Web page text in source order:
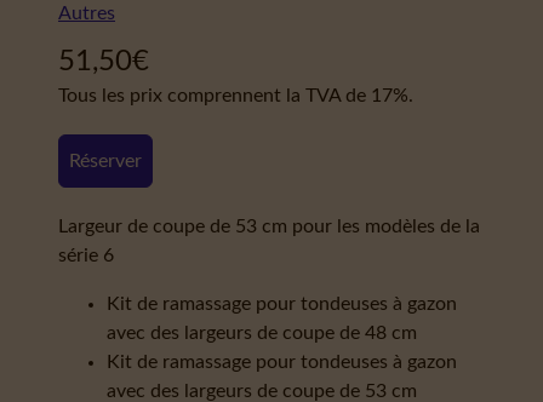
Autres
51,50€
Tous les prix comprennent la TVA de 17%.
Réserver
Largeur de coupe de 53 cm pour les modèles de la
série 6
Kit de ramassage pour tondeuses à gazon
avec des largeurs de coupe de 48 cm
Kit de ramassage pour tondeuses à gazon
avec des largeurs de coupe de 53 cm